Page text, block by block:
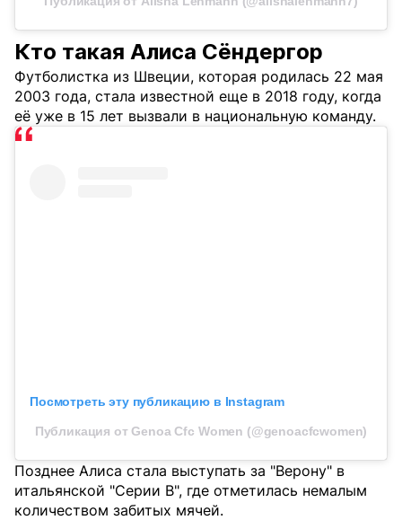
Кто такая Алиса Сёндергор
Футболистка из Швеции, которая родилась 22 мая
2003 года, стала известной еще в 2018 году, когда
её уже в 15 лет вызвали в национальную команду.
Посмотреть эту публикацию в Instagram
Публикация от Genoa Cfc Women (@genoacfcwomen)
Позднее Алиса стала выступать за "Верону" в
итальянской "Серии B", где отметилась немалым
количеством забитых мячей.